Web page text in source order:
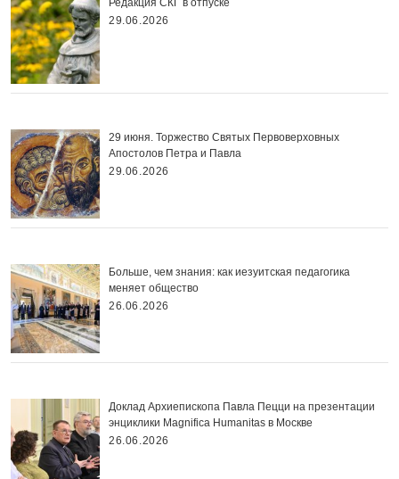
Редакция СКГ в отпуске
29.06.2026
29 июня. Торжество Святых Первоверховных
Апостолов Петра и Павла
29.06.2026
Больше, чем знания: как иезуитская педагогика
меняет общество
26.06.2026
Доклад Архиепископа Павла Пецци на презентации
энциклики Magnifica Нumanitas в Москве
26.06.2026